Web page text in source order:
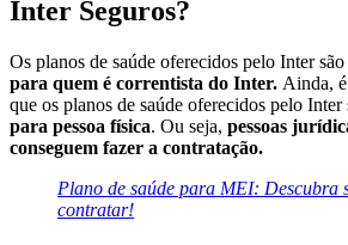
Inter Seguros?
Os planos de saúde oferecidos pelo Inter são
para quem é correntista do Inter. Ainda,
que os planos de saúde oferecidos pelo Inter
para pessoa física. Ou seja, pessoas
conseguem fazer a contratação.
Plano de saúde para MEI: Descubra
contratar!